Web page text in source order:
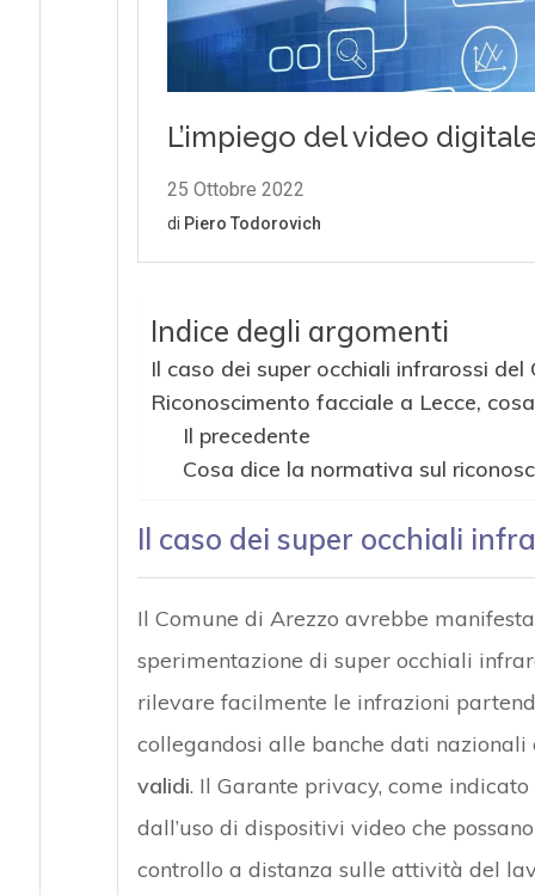
Indice degli argomenti
Il caso dei super occhiali infrarossi del
Riconoscimento facciale a Lecce,
Il precedente
Cosa dice la normativa sul
Il caso dei super occhiali
Il Comune di Arezzo avrebbe
sperimentazione di super occhiali
rilevare facilmente le infrazioni
collegandosi alle banche dati
validi. Il Garante privacy, come
dall’uso di dispositivi video che
controllo a distanza sulle attività del